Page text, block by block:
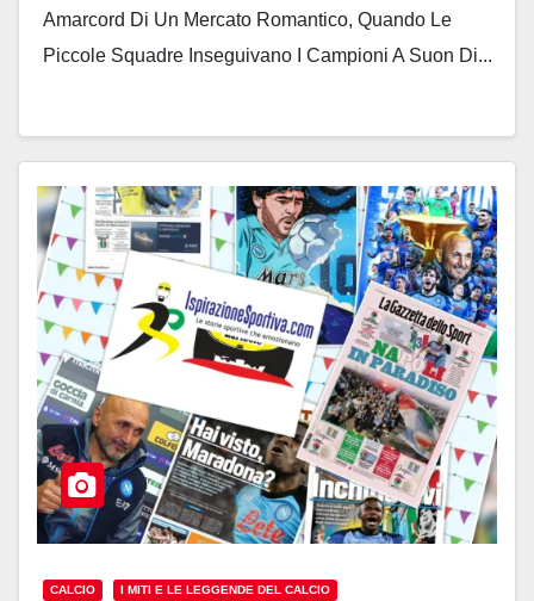
Amarcord Di Un Mercato Romantico, Quando Le
Piccole Squadre Inseguivano I Campioni A Suon Di...
CALCIO I MITI E LE LEGGENDE DEL CALCIO